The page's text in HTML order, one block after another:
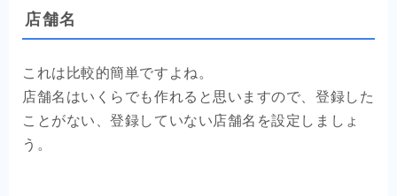
店舗名
これは比較的簡単ですよね。
店舗名はいくらでも作れると思いますので、登録した
ことがない、登録していない店舗名を設定しましょ
う。